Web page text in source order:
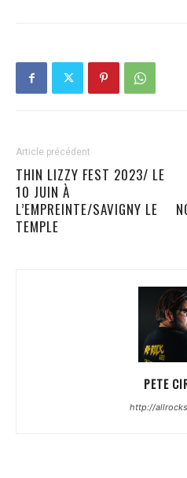
Article précédent
THIN LIZZY FEST 2023/ LE
10 JUIN À
L’EMPREINTE/SAVIGNY LE
TEMPLE
PETE
http://